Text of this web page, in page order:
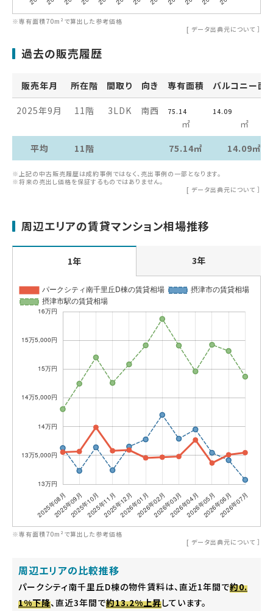
※専有面積70m²で算出した参考価格
[ データ出典元について ］
過去の販売履歴
販売年月 所在階 間取り 向き 専有面積 バルコニー面
2025年9月 11階 3LDK 南西 75.14
㎡
14.09
㎡
平均
11階 75.14㎡ 14.09㎡
※上記の中古販売履歴は成約事例ではなく、売出事例の一部となります。
※将来の売出し価格を保証するものではありません。
[ データ出典元について ］
周辺エリアの賃貸マンション相場推移
1年 3年
※専有面積70m²で算出した参考価格
[ データ出典元について ］
周辺エリアの比較推移
パークシティ南千里丘D棟の物件賃料は、直近1年間で約0.
1%下降、直近3年間で約13.2%上昇しています。